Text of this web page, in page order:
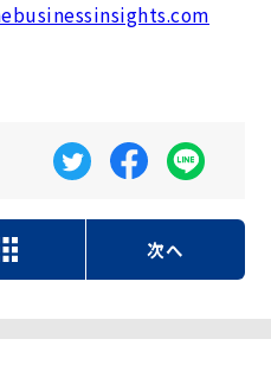
次へ